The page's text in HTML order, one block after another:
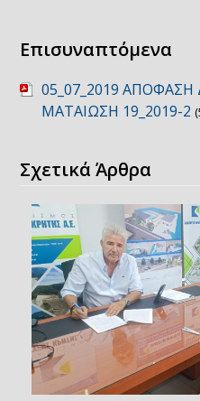
Επισυναπτόμενα
05_07_2019
ΜΑΤΑΙΩΣΗ 19_2019-2
Σχετικά Άρθρα